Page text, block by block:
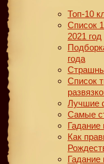
Топ-10
Список
2021 год
года
Список
Лучшие
Самые
Гадание
Как